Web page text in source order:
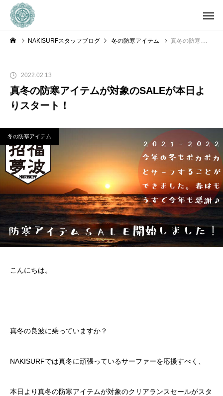
NAKISURFスタッフブログ 冬の防寒アイテム 真冬の防寒アイテムが対象のSALEが本日よりスタート！
2022.02.13
真冬の防寒アイテムが対象のSALEが本日よ
りスタート！
冬の防寒アイテム
こんにちは。
真冬の良波に乗っていますか？
NAKISURFでは真冬に頑張っているサーファーを応援すべく、
本日より真冬の防寒アイテムが対象のクリアランスセールがスタ